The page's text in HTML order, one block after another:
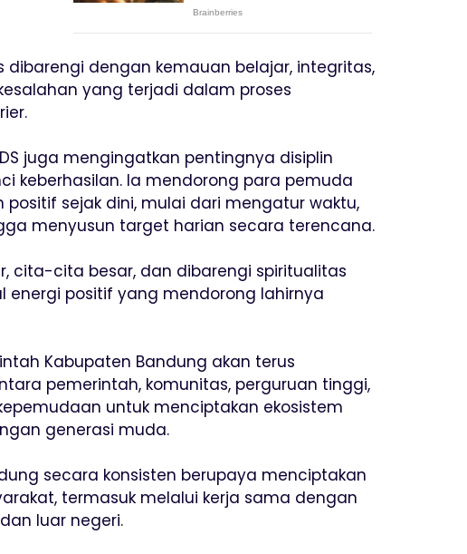
dibarengi dengan kemauan belajar, integritas,
yang terjadi dalam proses
juga mengingatkan pentingnya disiplin
keberhasilan. Ia mendorong para pemuda
sejak dini, mulai dari mengatur waktu,
menyusun target harian secara terencana.
cita-cita besar, dan dibarengi spiritualitas
energi positif yang mendorong lahirnya
Kabupaten Bandung akan terus
pemerintah, komunitas, perguruan tinggi,
untuk menciptakan ekosistem
generasi muda.
secara konsisten berupaya menciptakan
termasuk melalui kerja sama dengan
luar negeri.